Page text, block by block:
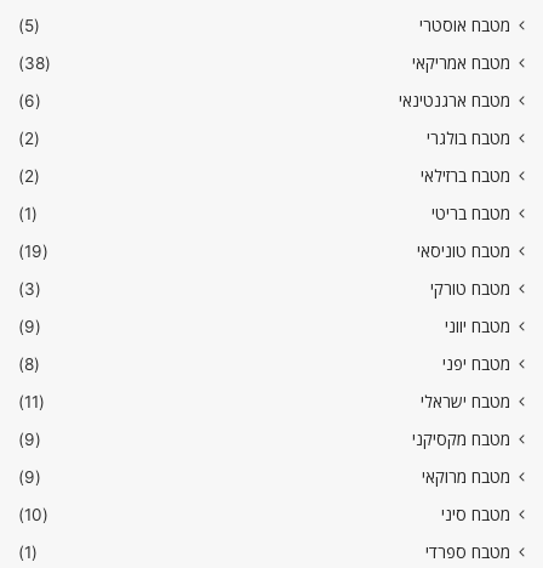
מטבח אוסטרי
(5)
מטבח אמריקאי
(38)
מטבח ארגנטינאי
(6)
מטבח בולגרי
(2)
מטבח ברזילאי
(2)
מטבח בריטי
(1)
מטבח טוניסאי
(19)
מטבח טורקי
(3)
מטבח יווני
(9)
מטבח יפני
(8)
מטבח ישראלי
(11)
מטבח מקסיקני
(9)
מטבח מרוקאי
(9)
מטבח סיני
(10)
מטבח ספרדי
(1)